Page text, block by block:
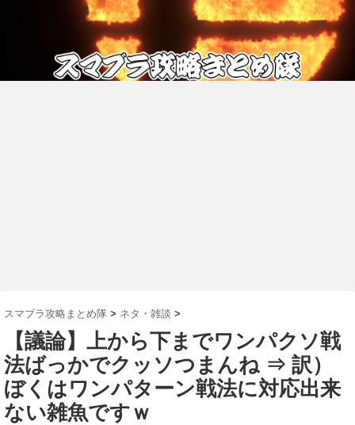
スマブラ攻略まとめ隊 > ネタ・雑談 >
【議論】上から下までワンパクソ戦
法ばっかでクッソつまんね ⇒ 訳）
ぼくはワンパターン戦法に対応出来
ない雑魚ですｗ